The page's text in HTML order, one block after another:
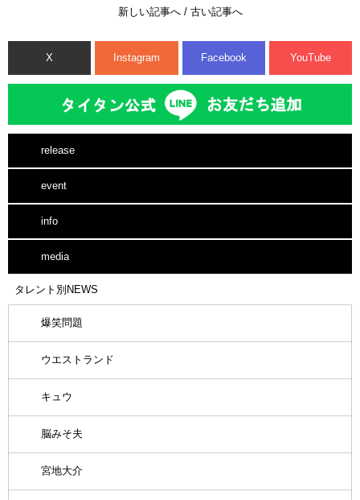
新しい記事へ/ 古い記事へ
X Instagram Facebook YouTube
release
event
info
media
タレント別NEWS
爆笑問題
ウエストランド
キュウ
脳みそ夫
宮地大介